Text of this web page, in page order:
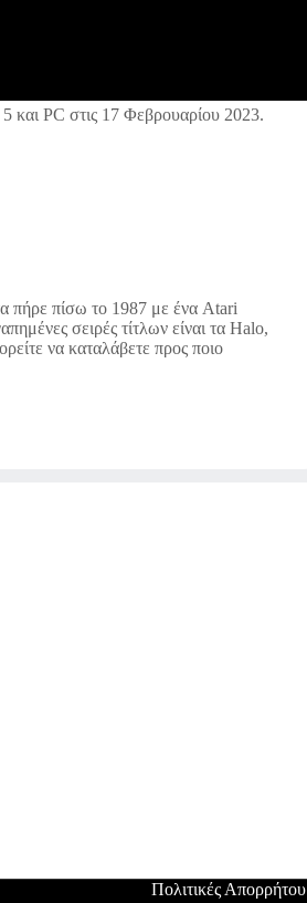
και PC στις 17 Φεβρουαρίου 2023.
πήρε πίσω το 1987 με ένα Atari
σειρές τίτλων είναι τα Halo,
να καταλάβετε προς ποιο
Πολιτικές Απορρήτου